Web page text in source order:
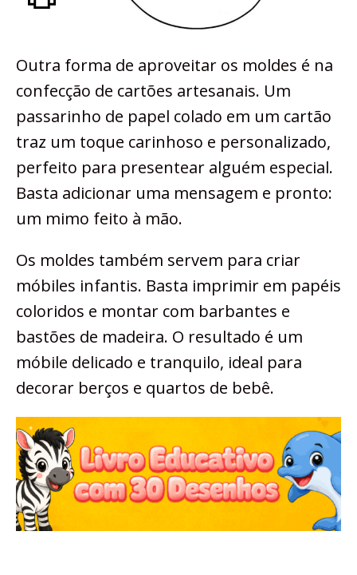
Outra forma de aproveitar os moldes é na
confecção de cartões artesanais. Um
passarinho de papel colado em um cartão
traz um toque carinhoso e personalizado,
perfeito para presentear alguém especial.
Basta adicionar uma mensagem e pronto:
um mimo feito à mão.
Os moldes também servem para criar
móbiles infantis. Basta imprimir em papéis
coloridos e montar com barbantes e
bastões de madeira. O resultado é um
móbile delicado e tranquilo, ideal para
decorar berços e quartos de bebê.